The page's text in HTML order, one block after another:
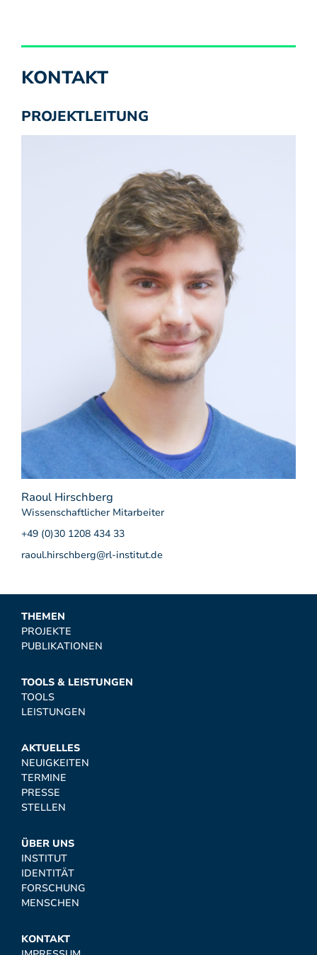
KONTAKT
PROJEKTLEITUNG
Raoul Hirschberg
Wissenschaftlicher Mitarbeiter
+49 (0)30 1208 434 33
raoul.hirschberg@rl-institut.de
THEMEN
PROJEKTE
PUBLIKATIONEN
TOOLS & LEISTUNGEN
TOOLS
LEISTUNGEN
AKTUELLES
NEUIGKEITEN
TERMINE
PRESSE
STELLEN
ÜBER UNS
INSTITUT
IDENTITÄT
FORSCHUNG
MENSCHEN
KONTAKT